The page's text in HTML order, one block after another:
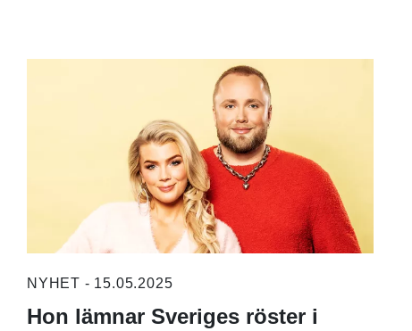
NYHET - 15.05.2025
Hon lämnar Sveriges röster i